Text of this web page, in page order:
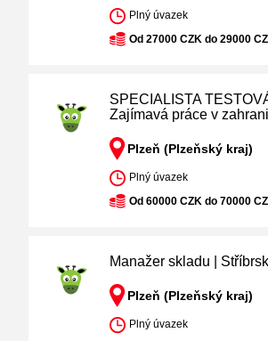
Plný úvazek
Od 27000 CZK do 29000
SPECIALISTA
Zajímavá práce v
Plzeň (Plzeňský kraj)
Plný úvazek
Od 60000 CZK do 70000
Manažer skladu |
Plzeň (Plzeňský kraj)
Plný úvazek